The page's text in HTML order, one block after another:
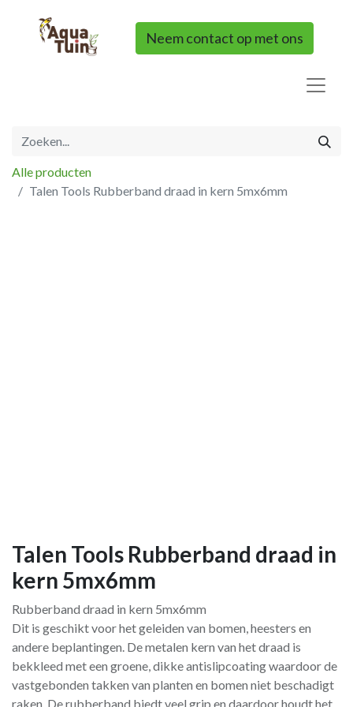
Neem contact op met ons
Alle producten
Talen Tools Rubberband draad in kern 5mx6mm
Talen Tools Rubberband draad in
kern 5mx6mm
Rubberband draad in kern 5mx6mm
Dit is geschikt voor het geleiden van bomen, heesters en
andere beplantingen. De metalen kern van het draad is
bekkleed met een groene, dikke antislipcoating waardoor de
vastgebonden takken van planten en bomen niet beschadigt
raken. De rubberband biedt veel grip en daardoor houdt het